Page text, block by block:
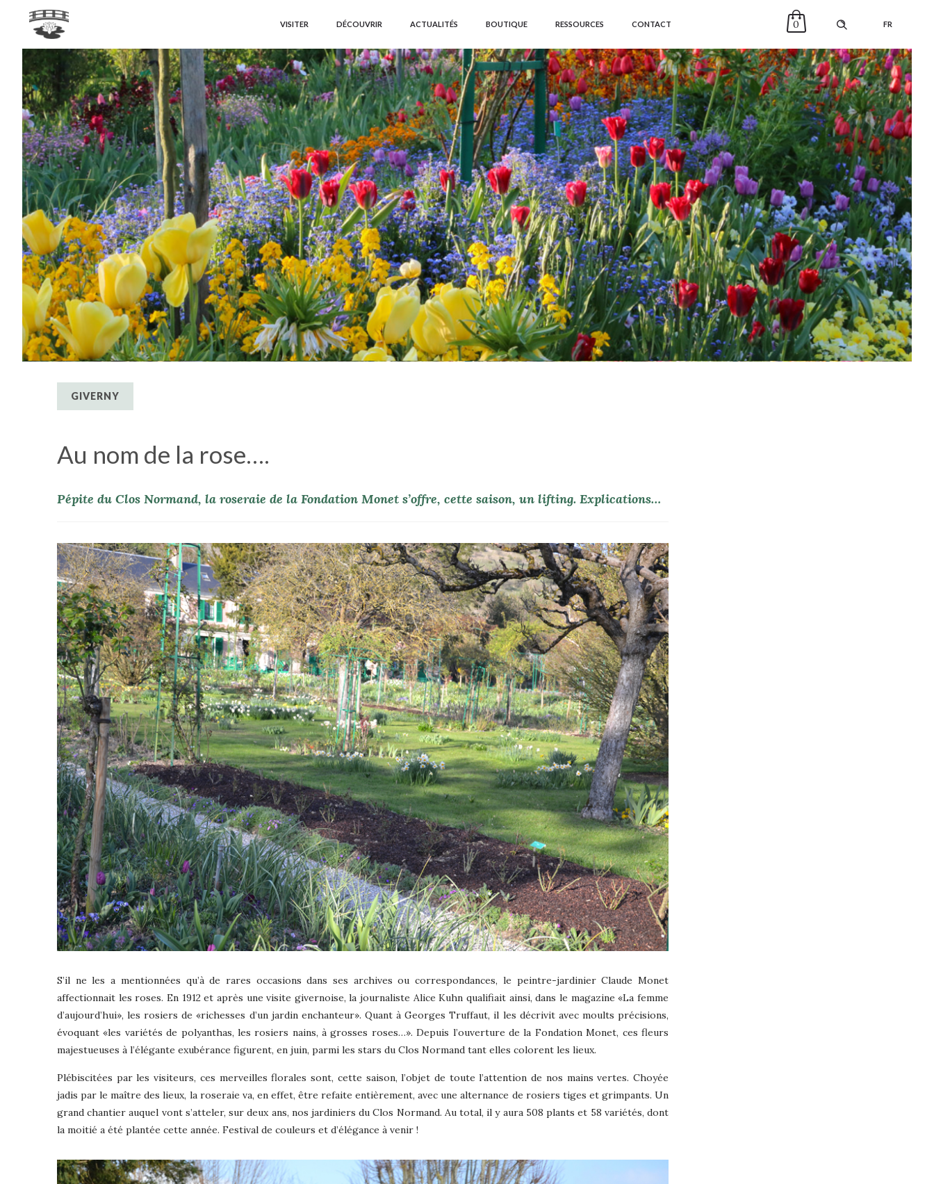
FR
0
VISITER DÉCOUVRIR ACTUALITÉS BOUTIQUE RESSOURCES CONTACT
GIVERNY
Au nom de la rose….
Pépite du Clos Normand, la roseraie de la Fondation Monet s’offre, cette saison, un lifting. Explications…
S’il ne les a mentionnées qu’à de rares occasions dans ses archives ou correspondances, le peintre-jardinier Claude Monet
affectionnait les roses. En 1912 et après une visite givernoise, la journaliste Alice Kuhn qualifiait ainsi, dans le magazine «La femme
d’aujourd’hui», les rosiers de «richesses d’un jardin enchanteur». Quant à Georges Truffaut, il les décrivit avec moults précisions,
évoquant «les variétés de polyanthas, les rosiers nains, à grosses roses…». Depuis l’ouverture de la Fondation Monet, ces fleurs
majestueuses à l’élégante exubérance figurent, en juin, parmi les stars du Clos Normand tant elles colorent les lieux.
Plébiscitées par les visiteurs, ces merveilles florales sont, cette saison, l’objet de toute l’attention de nos mains vertes. Choyée
jadis par le maître des lieux, la roseraie va, en effet, être refaite entièrement, avec une alternance de rosiers tiges et grimpants. Un
grand chantier auquel vont s’atteler, sur deux ans, nos jardiniers du Clos Normand. Au total, il y aura 508 plants et 58 variétés, dont
la moitié a été plantée cette année. Festival de couleurs et d’élégance à venir !